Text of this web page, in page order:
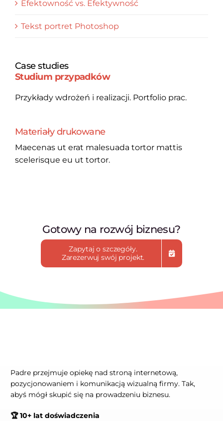
Efektowność vs. Efektywność
Tekst portret Photoshop
Case studies
Studium przypadków
Przykłady wdrożeń i realizacji. Portfolio prac.
Materiały drukowane
Maecenas ut erat malesuada tortor mattis
scelerisque eu ut tortor.
Gotowy na rozwój biznesu?
Zapytaj o szczegóły.
Zarezerwuj swój projekt.
Padre przejmuje opiekę nad stroną internetową,
pozycjonowaniem i komunikacją wizualną firmy. Tak,
abyś mógł skupić się na prowadzeniu biznesu.
🏆 10+ lat doświadczenia